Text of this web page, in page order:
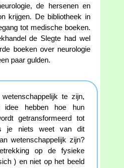
de hersenen en
krijgen. De bibliotheek in
tot medische boeken.
de Slegte had wel
boeken over neurologie
paar gulden.
te zijn,
hebben hoe hun
getransformeerd tot
je niets weet van dit
wetenschappelijk zijn?
op de fysieke
) en niet op het beeld